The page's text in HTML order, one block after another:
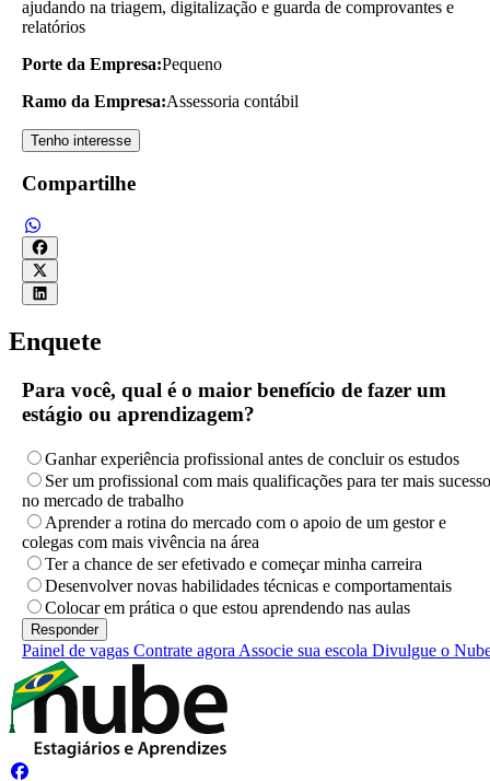
ajudando na triagem, digitalização e guarda de comprovantes e
relatórios
Porte da Empresa:Pequeno
Ramo da Empresa:Assessoria contábil
Tenho interesse
Compartilhe
Enquete
Para você, qual é o maior benefício de fazer um
estágio ou aprendizagem?
Ganhar experiência profissional antes de concluir os estudos
Ser um profissional com mais qualificações para ter mais sucesso
no mercado de trabalho
Aprender a rotina do mercado com o apoio de um gestor e
colegas com mais vivência na área
Ter a chance de ser efetivado e começar minha carreira
Desenvolver novas habilidades técnicas e comportamentais
Colocar em prática o que estou aprendendo nas aulas
Painel de vagas Contrate agora Associe sua escola Divulgue o